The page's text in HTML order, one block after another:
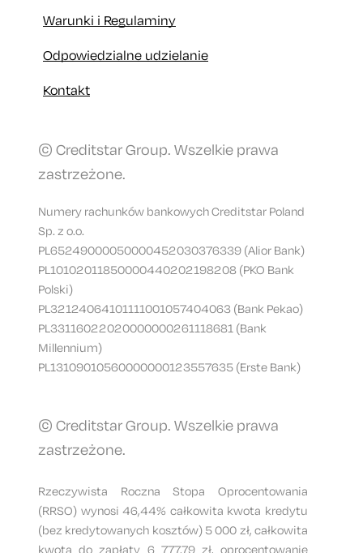
Warunki i Regulaminy
Odpowiedzialne udzielanie
Kontakt
© Creditstar Group. Wszelkie prawa
zastrzeżone.
Numery rachunków bankowych Creditstar Poland
Sp. z o.o.
PL65249000050000452030376339 (Alior Bank)
PL10102011850000440202198208 (PKO Bank
Polski)
PL32124064101111001057404063 (Bank Pekao)
PL33116022020000000261118681 (Bank
Millennium)
PL13109010560000000123557635 (Erste Bank)
© Creditstar Group. Wszelkie prawa
zastrzeżone.
Rzeczywista Roczna Stopa Oprocentowania
(RRSO) wynosi 46,44% całkowita kwota kredytu
(bez kredytowanych kosztów) 5 000 zł, całkowita